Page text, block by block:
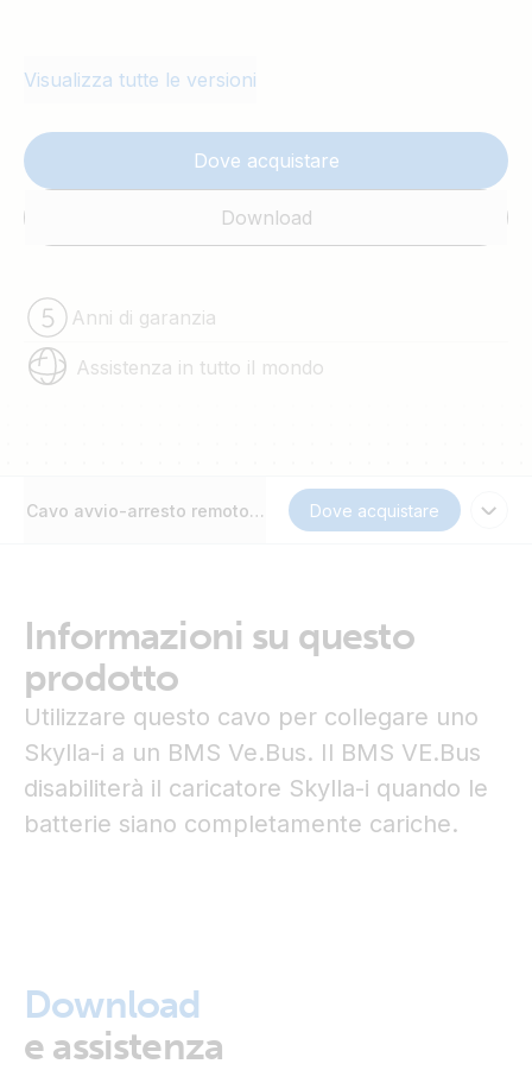
Visualizza tutte le versioni
Dove acquistare
Download
Anni di garanzia
Assistenza in tutto il mondo
Cavo avvio-arresto remoto Skylla-iDove acquistare
Informazioni su questo
prodotto
Utilizzare questo cavo per collegare uno
Skylla-i a un BMS Ve.Bus. Il BMS VE.Bus
disabiliterà il caricatore Skylla-i quando le
batterie siano completamente cariche.
Download
e assistenza